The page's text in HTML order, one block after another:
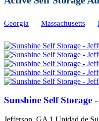
Georgia - Massachusetts -
Sunshine Self Storage